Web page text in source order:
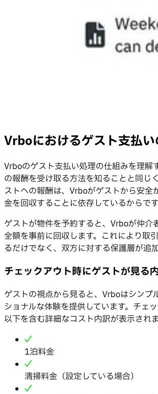
Vrboにおけるゲスト支払
Vrboのゲスト支払い処理の仕組みを理解
の報酬を受け取る方法を知ることと同じ
ストへの報酬は、Vrboがゲストから安全
金を回収することに依存しているからです
ゲストが物件を予約すると、Vrboが仲介
全額を事前に回収します。これにより取
るだけでなく、双方に対する保護層が追加
チェックアウト時にゲストが見る
ゲストの視点から見ると、Vrboはシンプ
ショナルな体験を提供しています。チェッ
以下を含む詳細なコスト内訳が表示され
1泊料金
清掃料金（設定している場合）